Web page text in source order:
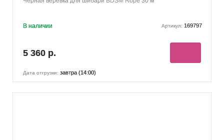
В наличии Артикул: 169797
5 360 р.
Дата отгрузки: завтра (14:00)